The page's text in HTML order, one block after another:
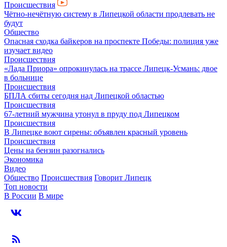
Происшествия
Чётно-нечётную систему в Липецкой области продлевать не
будут
Общество
Опасная сходка байкеров на проспекте Победы: полиция уже
изучает видео
Происшествия
«Лада Приора» опрокинулась на трассе Липецк-Усмань: двое
в больнице
Происшествия
БПЛА сбиты сегодня над Липецкой областью
Происшествия
67-летний мужчина утонул в пруду под Липецком
Происшествия
В Липецке воют сирены: объявлен красный уровень
Происшествия
Цены на бензин разогнались
Экономика
Видео
Общество Происшествия Говорит Липецк
Топ новости
В России В мире